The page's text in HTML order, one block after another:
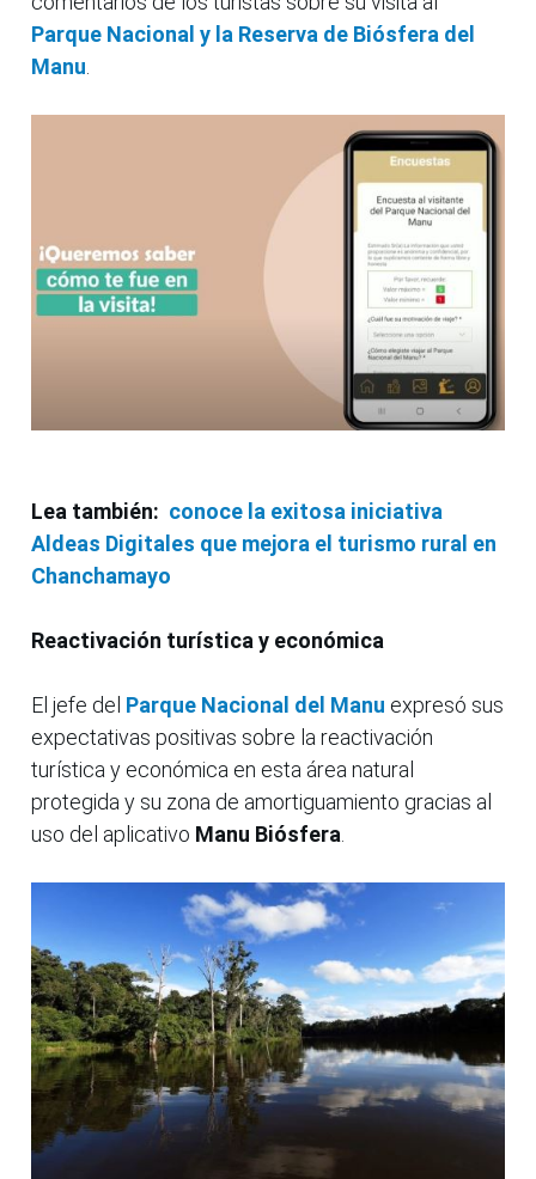
Parque Nacional y la Reserva de Biósfera del
Manu
Lea también: conoce la exitosa iniciativa
Aldeas Digitales que mejora el turismo rural en
Chanchamayo
Reactivación turística y económica
El jefe del Parque Nacional del Manu expresó sus
expectativas positivas sobre la reactivación
turística y económica en esta área natural
protegida y su zona de amortiguamiento gracias al
uso del aplicativo Manu Biósfera